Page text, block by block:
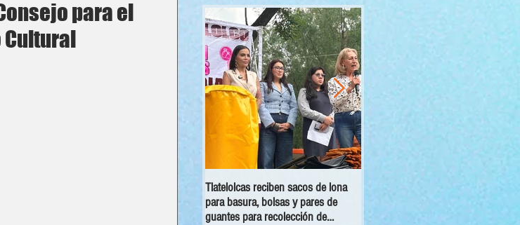
para el
Cultural
Tlatelolcas reciben sacos de lona
para basura, bolsas y pares de
guantes para recolección de
GPPAN urge campaña para que
C5